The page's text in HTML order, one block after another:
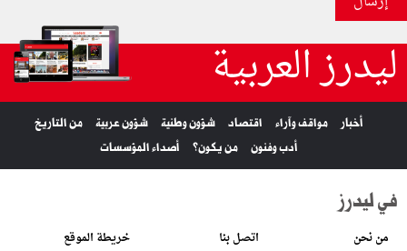
ليدرز العربية
أخبار مواقف وآراء اقتصاد شؤون وطنية شؤون عربية
من التاريخ
أدب وفنون
من يكون؟ أصداء المؤسسات
في ليدرز
من نحن اتصل بنا خريطة الموقع